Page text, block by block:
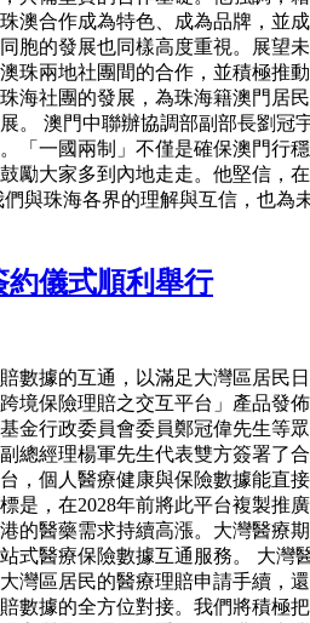
澳合作成為特色、成為品牌，
胞的發展也同樣高度重視。展
珠兩地社團間的合作，並積極
海社團的發展，為珠海籍澳門
。 澳門中聯辦協調部副部長劉
「一國兩制」不僅是確保澳門
勵大家多到內地走走。他堅信
與珠海各界的理解與互信，也
儀式順利舉行
數據的互通，以滿足大灣區居民
境保險理賠之交互平台」產品
金行政委員會委員鄭冠偉先生
總經理楊軍先生代表雙方簽署
，個人醫療健康與保險數據能
是，在2028年前將此平台複製
的醫藥需求持續高漲。大灣醫
式醫療保險數據互通服務。 大
灣區居民的醫療理賠申請手續
數據的全方位對接。我們將積